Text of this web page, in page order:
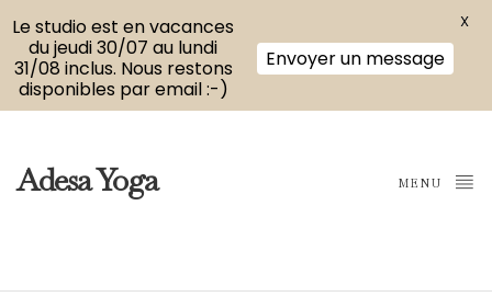
Adesa Yoga MENU
Le studio est en vacances
du jeudi 30/07 au lundi
31/08 inclus. Nous restons
disponibles par email :-)
Envoyer un message
X